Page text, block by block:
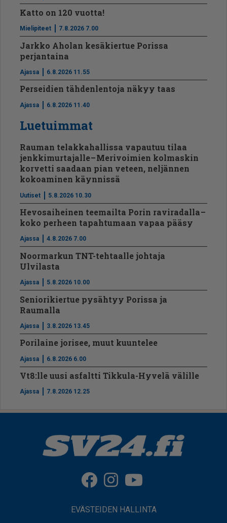
Katto on 120 vuotta!
Mielipiteet 7.8.2026 7.00
Jarkko Aholan kesäkiertue Porissa
perjantaina
Ajassa 6.8.2026 11.55
Perseidien tähdenlentoja näkyy taas
Ajassa 6.8.2026 11.40
Luetuimmat
Rauman telakkahallissa vapautuu tilaa
jenkkimurtajalle – Merivoimien kolmaskin
korvetti saadaan pian veteen, neljännen
kokoaminen käynnissä
Uutiset 5.8.2026 10.30
Hevosaiheinen teemailta Porin raviradalla –
koko perheen tapahtumaan vapaa pääsy
Ajassa 4.8.2026 7.00
Noormarkun TNT-tehtaalle johtaja
Ulvilasta
Ajassa 5.8.2026 10.00
Seniorikiertue pysähtyy Porissa ja
Raumalla
Ajassa 3.8.2026 13.45
Porilaine jorisee, muut kuuntelee
Ajassa 6.8.2026 6.00
Vt8:lle uusi asfaltti Tikkula-Hyvelä välille
Ajassa 7.8.2026 12.25
EVÄSTEIDEN HALLINTA